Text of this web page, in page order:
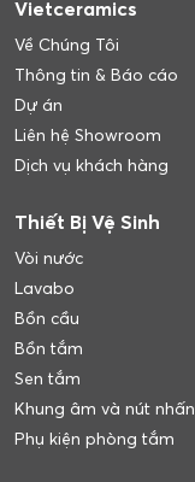
Vietceramics
Về Chúng Tôi
Thông tin & Báo cáo
Dự án
Liên hệ Showroom
Dịch vụ khách hàng
Thiết Bị Vệ Sinh
Vòi nước
Lavabo
Bồn cầu
Bồn tắm
Sen tắm
Khung âm và nút nhấn
Phụ kiện phòng tắm